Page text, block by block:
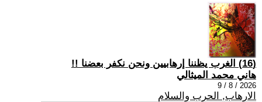
(16) الغرب يظننا إرهابيين ونحن نكفر بعضنا !!
هاني محمد الميثالي
2026 / 8 / 9
الارهاب, الحرب والسلام